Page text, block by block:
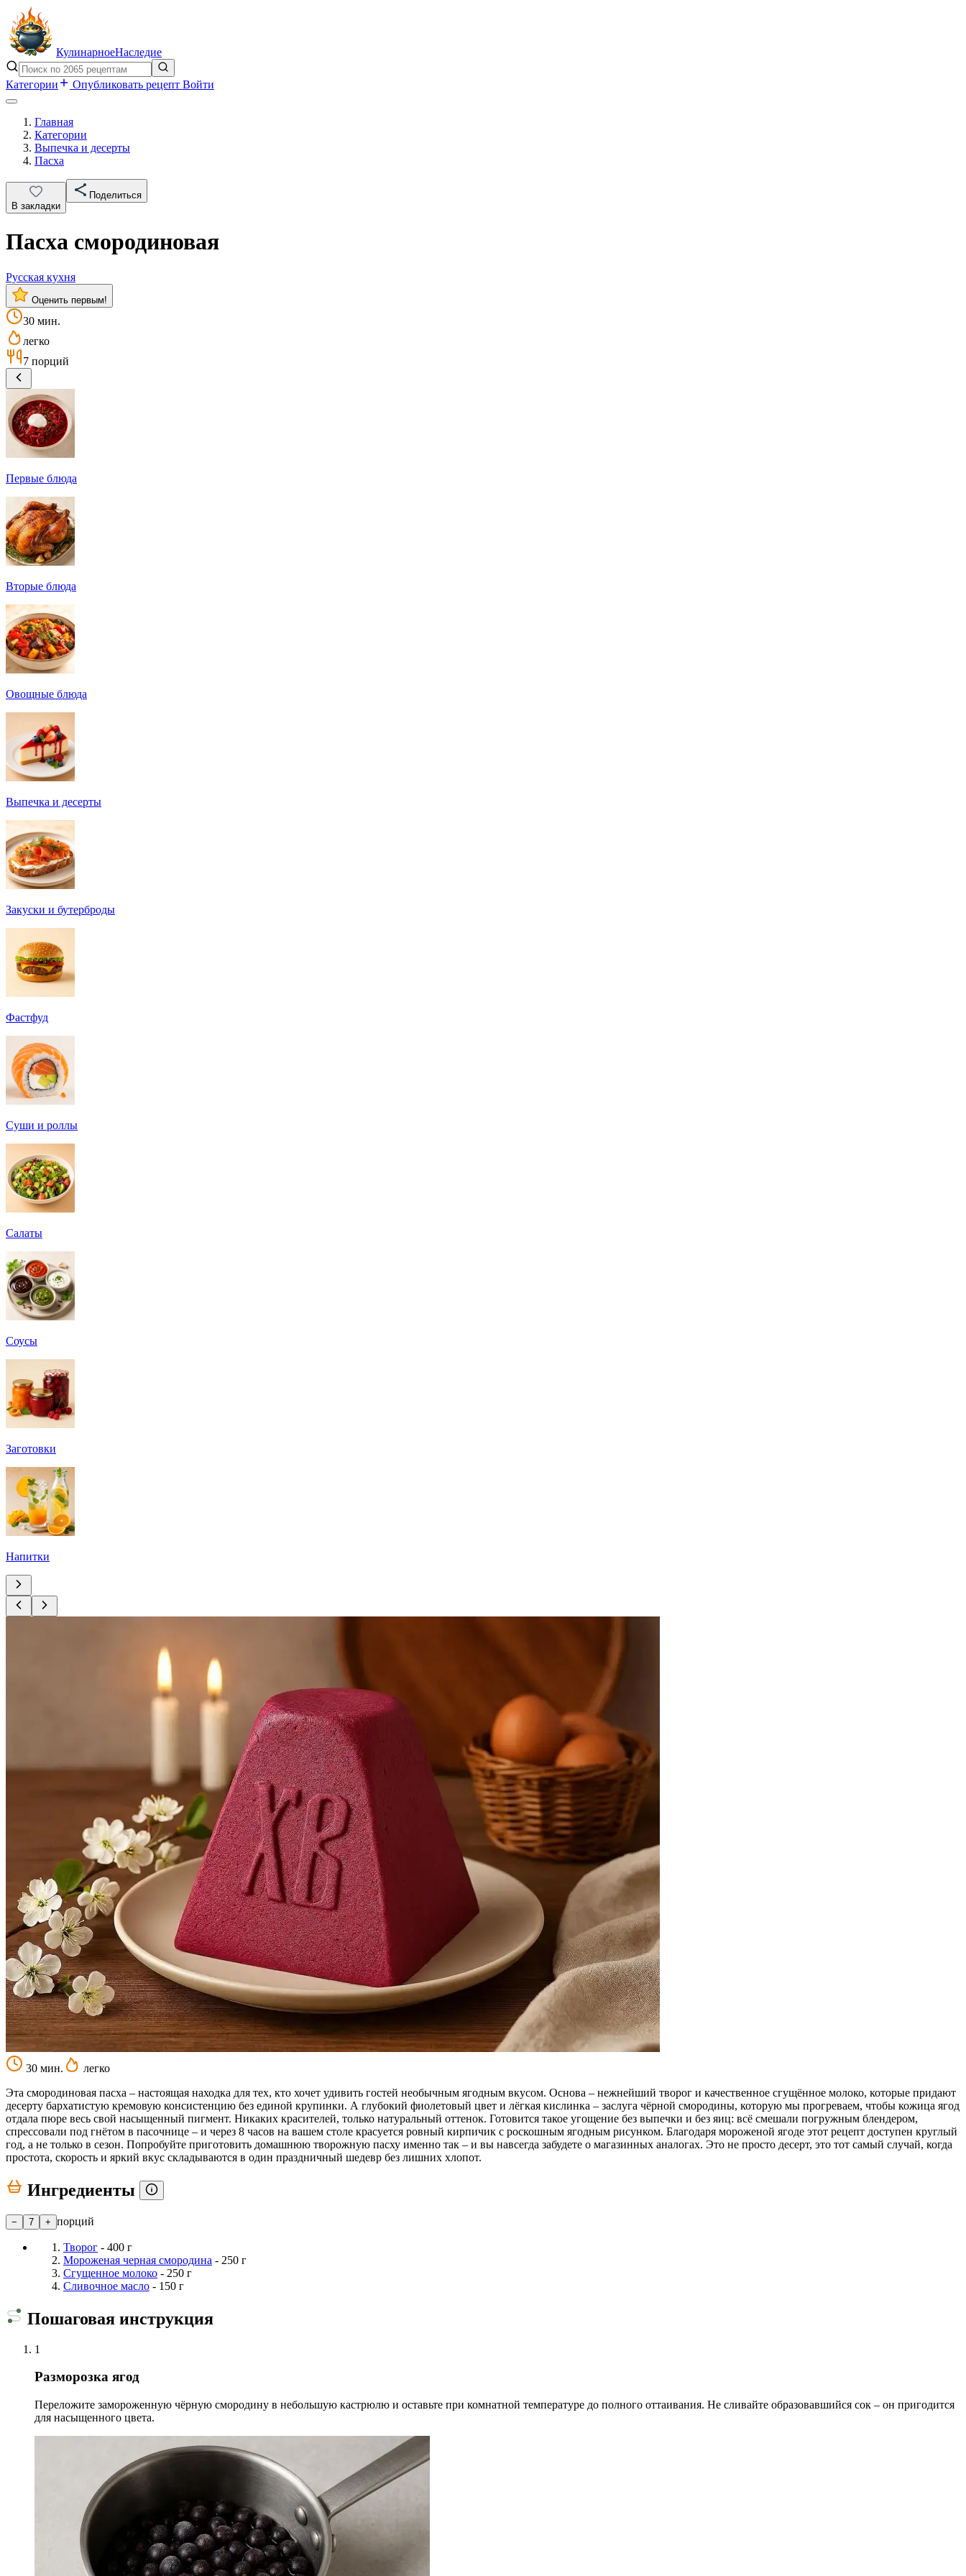
КулинарноеНаследие
Категории Опубликовать рецепт Войти
Главная
Категории
Выпечка и десерты
Пасха
В закладки
Поделиться
Пасха смородиновая
Русская кухня
Оценить первым!
30 мин.
легко
7 порций
Первые блюда
Вторые блюда
Овощные блюда
Выпечка и десерты
Закуски и бутерброды
Фастфуд
Суши и роллы
Салаты
Соусы
Заготовки
Напитки
30 мин.
легко
Эта смородиновая пасха – настоящая находка для тех, кто хочет удивить гостей необычным ягодным вкусом. Основа – нежнейший творог и качественное сгущённое молоко, которые придают
десерту бархатистую кремовую консистенцию без единой крупинки. А глубокий фиолетовый цвет и лёгкая кислинка – заслуга чёрной смородины, которую мы прогреваем, чтобы кожица ягод
отдала пюре весь свой насыщенный пигмент. Никаких красителей, только натуральный оттенок. Готовится такое угощение без выпечки и без яиц: всё смешали погружным блендером,
спрессовали под гнётом в пасочнице – и через 8 часов на вашем столе красуется ровный кирпичик с роскошным ягодным рисунком. Благодаря мороженой ягоде этот рецепт доступен круглый
год, а не только в сезон. Попробуйте приготовить домашнюю творожную пасху именно так – и вы навсегда забудете о магазинных аналогах. Это не просто десерт, это тот самый случай, когда
простота, скорость и яркий вкус складываются в один праздничный шедевр без лишних хлопот.
Ингредиенты
− 7 + порций
Творог - 400 г
Мороженая черная смородина - 250 г
Сгущенное молоко - 250 г
Сливочное масло - 150 г
Пошаговая инструкция
1
Разморозка ягод
Переложите замороженную чёрную смородину в небольшую кастрюлю и оставьте при комнатной температуре до полного оттаивания. Не сливайте образовавшийся сок – он пригодится
для насыщенного цвета.